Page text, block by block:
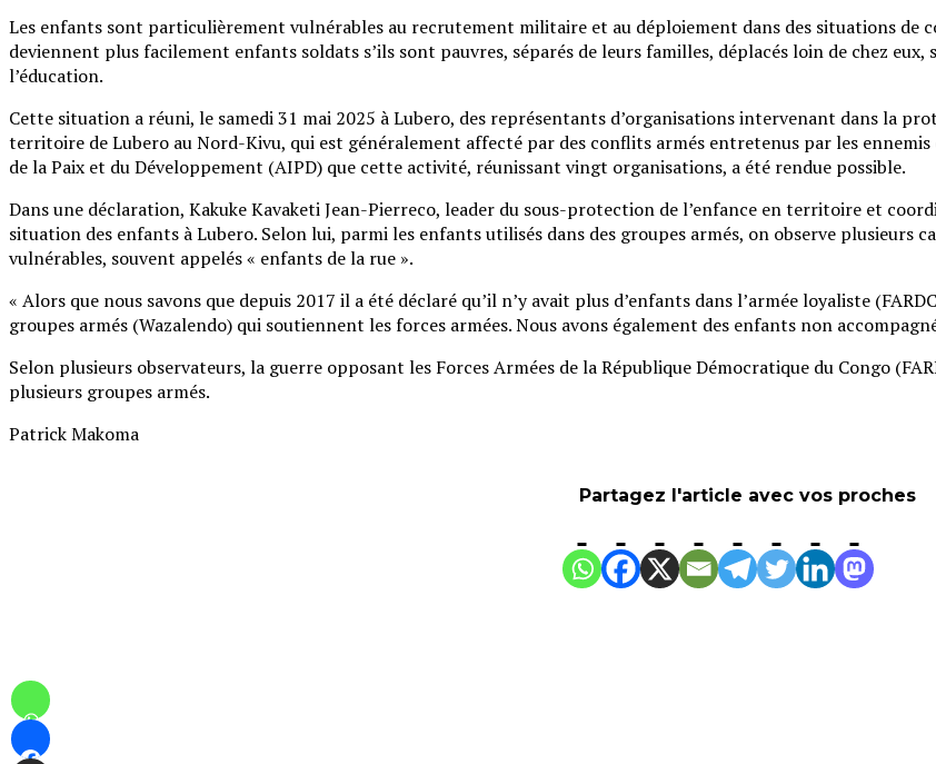
Les enfants sont particulièrement vulnérables au recrutement militaire et au déploiement dans des situations de
deviennent plus facilement enfants soldats s’ils sont pauvres, séparés de leurs familles, déplacés loin de chez
l’éducation.
Cette situation a réuni, le samedi 31 mai 2025 à Lubero, des représentants d’organisations intervenant dans la
territoire de Lubero au Nord-Kivu, qui est généralement affecté par des conflits armés entretenus par les ennemis
de la Paix et du Développement (AIPD) que cette activité, réunissant vingt organisations, a été rendue possible.
Dans une déclaration, Kakuke Kavaketi Jean-Pierreco, leader du sous-protection de l’enfance en territoire et
situation des enfants à Lubero. Selon lui, parmi les enfants utilisés dans des groupes armés, on observe plusieurs
vulnérables, souvent appelés « enfants de la rue ».
« Alors que nous savons que depuis 2017 il a été déclaré qu’il n’y avait plus d’enfants dans l’armée loyaliste
groupes armés (Wazalendo) qui soutiennent les forces armées. Nous avons également des enfants non
Selon plusieurs observateurs, la guerre opposant les Forces Armées de la République Démocratique du Congo
plusieurs groupes armés.
Patrick Makoma
Partagez l'article avec vos proches